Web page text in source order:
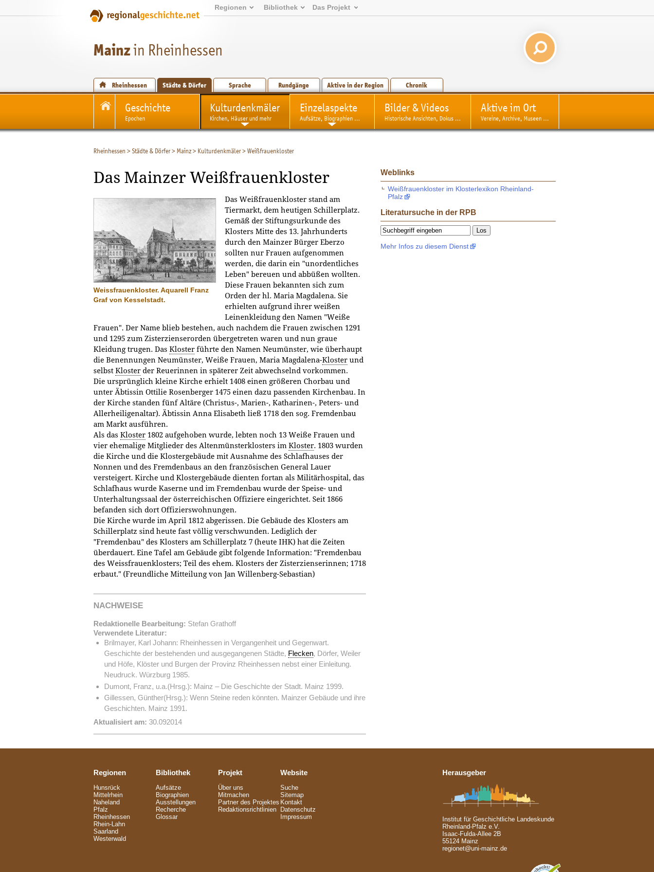
Regionen Bibliothek Das Projekt
Mainzin Rheinhessen
Rheinhessen Städte & Dörfer Sprache Rundgänge Aktive in der Region Chronik
Geschichte
Epochen
Kulturdenkmäler
Kirchen, Häuser und mehr
Einzelaspekte
Aufsätze, Biographien ...
Bilder & Videos
Historische Ansichten, Dokus ...
Aktive im Ort
Vereine, Archive, Museen ...
Rheinhessen >Städte & Dörfer> Mainz> Kulturdenkmäler>Weißfrauenkloster
Das Mainzer Weißfrauenkloster
Weissfrauenkloster. Aquarell Franz
Graf von Kesselstadt.
Das Weißfrauenkloster stand am
Tiermarkt, dem heutigen Schillerplatz.
Gemäß der Stiftungsurkunde des
Klosters Mitte des 13. Jahrhunderts
durch den Mainzer Bürger Eberzo
sollten nur Frauen aufgenommen
werden, die darin ein "unordentliches
Leben" bereuen und abbüßen wollten.
Diese Frauen bekannten sich zum
Orden der hl. Maria Magdalena. Sie
erhielten aufgrund ihrer weißen
Leinenkleidung den Namen "Weiße
Frauen". Der Name blieb bestehen, auch nachdem die Frauen zwischen 1291
und 1295 zum Zisterzienserorden übergetreten waren und nun graue
Kleidung trugen. Das Kloster führte den Namen Neumünster, wie überhaupt
die Benennungen Neumünster, Weiße Frauen, Maria Magdalena-Kloster und
selbst Kloster der Reuerinnen in späterer Zeit abwechselnd vorkommen.
Die ursprünglich kleine Kirche erhielt 1408 einen größeren Chorbau und
unter Äbtissin Ottilie Rosenberger 1475 einen dazu passenden Kirchenbau. In
der Kirche standen fünf Altäre (Christus-, Marien-, Katharinen-, Peters- und
Allerheiligenaltar). Äbtissin Anna Elisabeth ließ 1718 den sog. Fremdenbau
am Markt ausführen.
Als das Kloster 1802 aufgehoben wurde, lebten noch 13 Weiße Frauen und
vier ehemalige Mitglieder des Altenmünsterklosters im Kloster. 1803 wurden
die Kirche und die Klostergebäude mit Ausnahme des Schlafhauses der
Nonnen und des Fremdenbaus an den französischen General Lauer
versteigert. Kirche und Klostergebäude dienten fortan als Militärhospital, das
Schlafhaus wurde Kaserne und im Fremdenbau wurde der Speise- und
Unterhaltungssaal der österreichischen Offiziere eingerichtet. Seit 1866
befanden sich dort Offizierswohnungen.
Die Kirche wurde im April 1812 abgerissen. Die Gebäude des Klosters am
Schillerplatz sind heute fast völlig verschwunden. Lediglich der
"Fremdenbau" des Klosters am Schillerplatz 7 (heute IHK) hat die Zeiten
überdauert. Eine Tafel am Gebäude gibt folgende Information: "Fremdenbau
des Weissfrauenklosters; Teil des ehem. Klosters der Zisterzienserinnen; 1718
erbaut." (Freundliche Mitteilung von Jan Willenberg-Sebastian)
NACHWEISE
Redaktionelle Bearbeitung: Stefan Grathoff
Verwendete Literatur:
Brilmayer, Karl Johann: Rheinhessen in Vergangenheit und Gegenwart.
Geschichte der bestehenden und ausgegangenen Städte, Flecken, Dörfer, Weiler
und Höfe, Klöster und Burgen der Provinz Rheinhessen nebst einer Einleitung.
Neudruck. Würzburg 1985.
Dumont, Franz, u.a.(Hrsg.): Mainz – Die Geschichte der Stadt. Mainz 1999.
Gillessen, Günther(Hrsg.): Wenn Steine reden könnten. Mainzer Gebäude und ihre
Geschichten. Mainz 1991.
Aktualisiert am: 30.092014
Weblinks
Weißfrauenkloster im Klosterlexikon Rheinland-
Pfalz
Literatursuche in der RPB
Mehr Infos zu diesem Dienst
Regionen
Hunsrück
Mittelrhein
Naheland
Pfalz
Rheinhessen
Rhein-Lahn
Saarland
Westerwald
Bibliothek
Aufsätze
Biographien
Ausstellungen
Recherche
Glossar
Projekt
Über uns
Mitmachen
Partner des Projektes
Redaktionsrichtlinien
Website
Suche
Sitemap
Kontakt
Datenschutz
Impressum
Herausgeber
Institut für Geschichtliche Landeskunde
Rheinland-Pfalz e.V.
Isaac-Fulda-Allee 2B
55124 Mainz
regionet@uni-mainz.de